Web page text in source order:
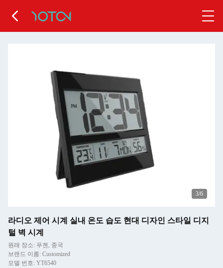
4/6
라디오 제어 시계 실내 온도 습도 현대 디자인 스타일 디지
털 벽 시계
원래 장소: 푸젠, 중국
브랜드 이름: Customized
모델 번호: YT6540